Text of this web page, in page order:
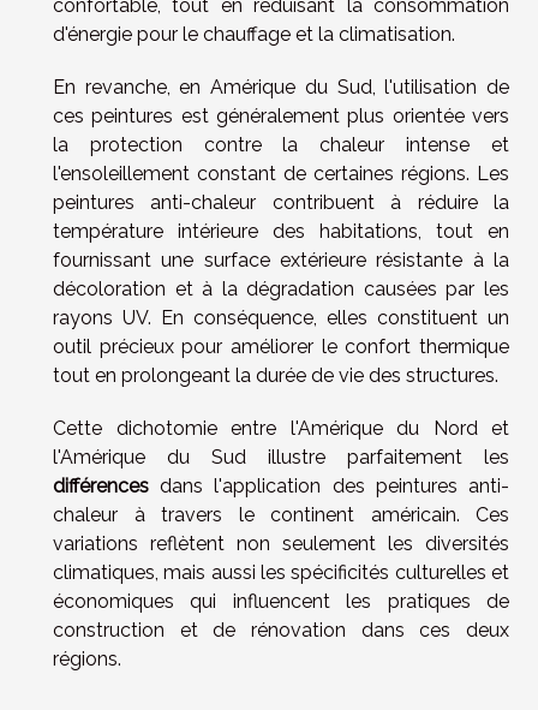
confortable, tout en réduisant la consommation
d'énergie pour le chauffage et la climatisation.
En revanche, en Amérique du Sud, l'utilisation de
ces peintures est généralement plus orientée vers
la protection contre la chaleur intense et
l'ensoleillement constant de certaines régions. Les
peintures anti-chaleur contribuent à réduire la
température intérieure des habitations, tout en
fournissant une surface extérieure résistante à la
décoloration et à la dégradation causées par les
rayons UV. En conséquence, elles constituent un
outil précieux pour améliorer le confort thermique
tout en prolongeant la durée de vie des structures.
Cette dichotomie entre l'Amérique du Nord et
l'Amérique du Sud illustre parfaitement les
différences dans l'application des peintures anti-
chaleur à travers le continent américain. Ces
variations reflètent non seulement les diversités
climatiques, mais aussi les spécificités culturelles et
économiques qui influencent les pratiques de
construction et de rénovation dans ces deux
régions.